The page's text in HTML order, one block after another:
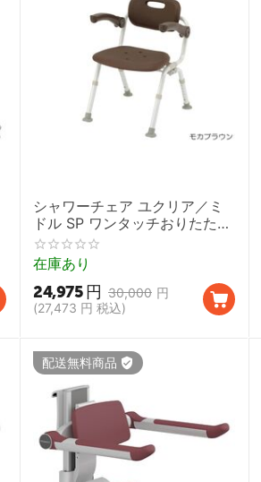
シャワーチェア ユクリア／ミ
ドル SP ワンタッチおりたたみ
N モカブラウン
在庫あり
30,000 円
24,975 円
(27,473 円 税込)
配送無料商品